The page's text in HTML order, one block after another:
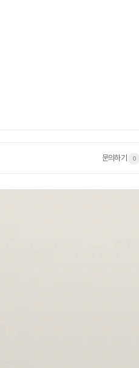
문의하기 0